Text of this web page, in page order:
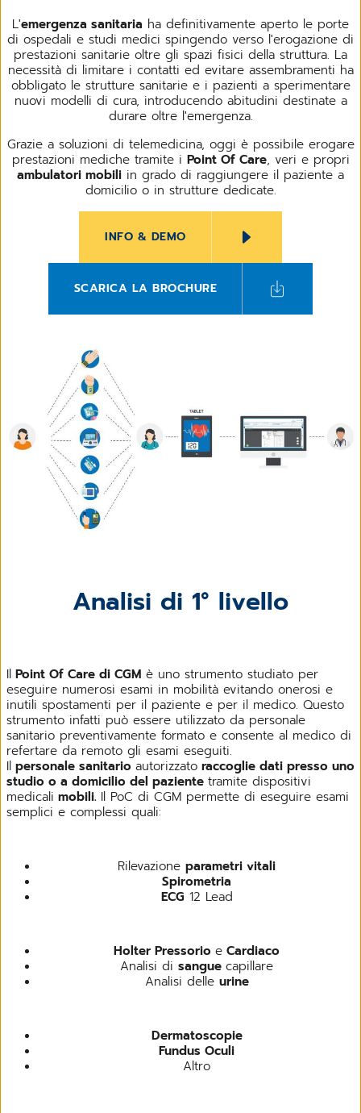
L'emergenza sanitaria ha definitivamente aperto le porte
di ospedali e studi medici spingendo verso l'erogazione di
prestazioni sanitarie oltre gli spazi fisici della struttura. La
necessità di limitare i contatti ed evitare assembramenti ha
obbligato le strutture sanitarie e i pazienti a sperimentare
nuovi modelli di cura, introducendo abitudini destinate a
durare oltre l'emergenza.
Grazie a soluzioni di telemedicina, oggi è possibile erogare
prestazioni mediche tramite i Point Of Care, veri e propri
ambulatori mobili in grado di raggiungere il paziente a
domicilio o in strutture dedicate.
INFO & DEMO
SCARICA LA BROCHURE
Analisi di 1° livello
Il Point Of Care di CGM è uno strumento studiato per
eseguire numerosi esami in mobilità evitando onerosi e
inutili spostamenti per il paziente e per il medico. Questo
strumento infatti può essere utilizzato da personale
sanitario preventivamente formato e consente al medico di
refertare da remoto gli esami eseguiti.
Il personale sanitario autorizzato raccoglie dati presso uno
studio o a domicilio del paziente tramite dispositivi
medicali mobili. Il PoC di CGM permette di eseguire esami
semplici e complessi quali:
Rilevazione parametri vitali
Spirometria
ECG 12 Lead
Holter Pressorio e Cardiaco
Analisi di sangue capillare
Analisi delle urine
Dermatoscopie
Fundus Oculi
Altro